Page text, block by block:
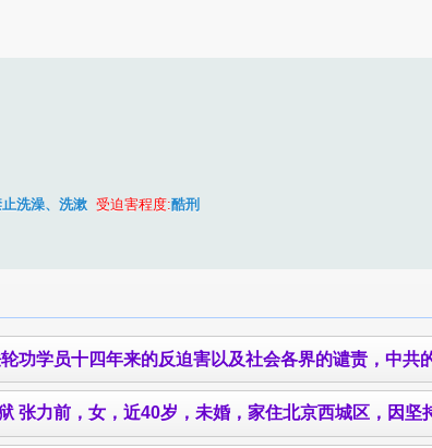
洗澡、洗漱 受迫害程度:酷刑
路。近来有的劳教所已经释放了被非法劫持在那里的法轮功学员，但邪恶的迫害仍然在继续，有的参与人仍在不知醒悟的继续作恶，把
张力前 ，女，近40岁，未婚，家住北京西城区，因坚持修炼